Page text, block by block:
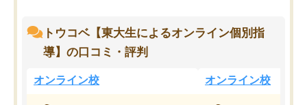
トウコベ【東大生によるオンライン個別指
導】の口コミ・評判
オンライン校 オンライン校